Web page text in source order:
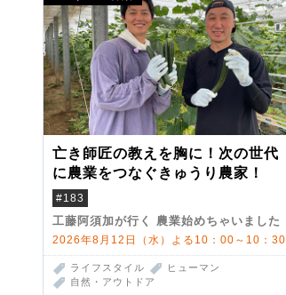
亡き師匠の教えを胸に！次の世代
に農業をつなぐきゅうり農家！
#183
工藤阿須加が行く 農業始めちゃいました
2026年8月12日（水）よる10：00～10：30
ライフスタイル
ヒューマン
自然・アウトドア